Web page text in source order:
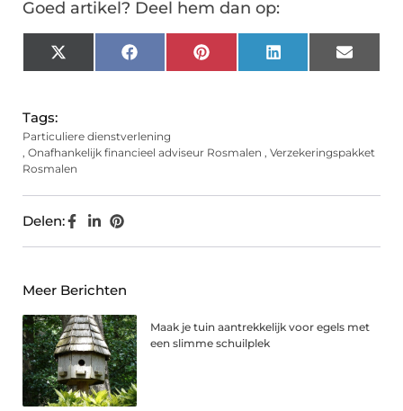
Goed artikel? Deel hem dan op:
X
(Twitter)
FacebookPinterest LinkedIn Email
Tags:
Particuliere dienstverlening
, Onafhankelijk financieel adviseur Rosmalen , Verzekeringspakket
Rosmalen
Delen:
Meer Berichten
Maak je tuin aantrekkelijk voor egels met
een slimme schuilplek